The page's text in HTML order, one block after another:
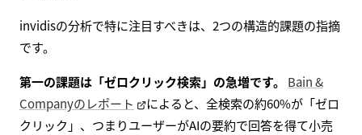
invidisの分析で特に注目すべきは、2つの構造的課題の指摘
です。
第一の課題は「ゼロクリック検索」の急増です。
Bain &
Companyのレポート
によると、全検索の約60%が「ゼロ
クリック」、つまりユーザーがAIの要約で回答を得て小売